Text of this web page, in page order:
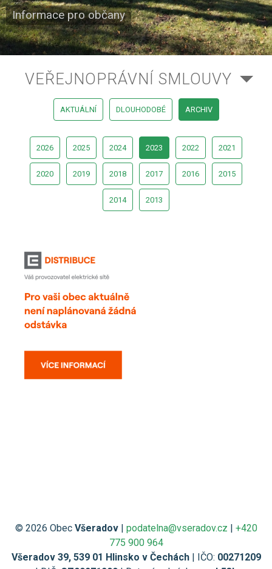
Informace pro občany
VEŘEJNOPRÁVNÍ SMLOUVY
AKTUÁLNÍ DLOUHODOBÉ ARCHIV
2026 2025 2024 2023 2022 2021
2020 2019 2018 2017 2016 2015
2014 2013
© 2026 Obec Všeradov| podatelna@vseradov.cz | +420
775 900 964
Všeradov 39, 539 01 Hlinsko v Čechách| IČO: 00271209